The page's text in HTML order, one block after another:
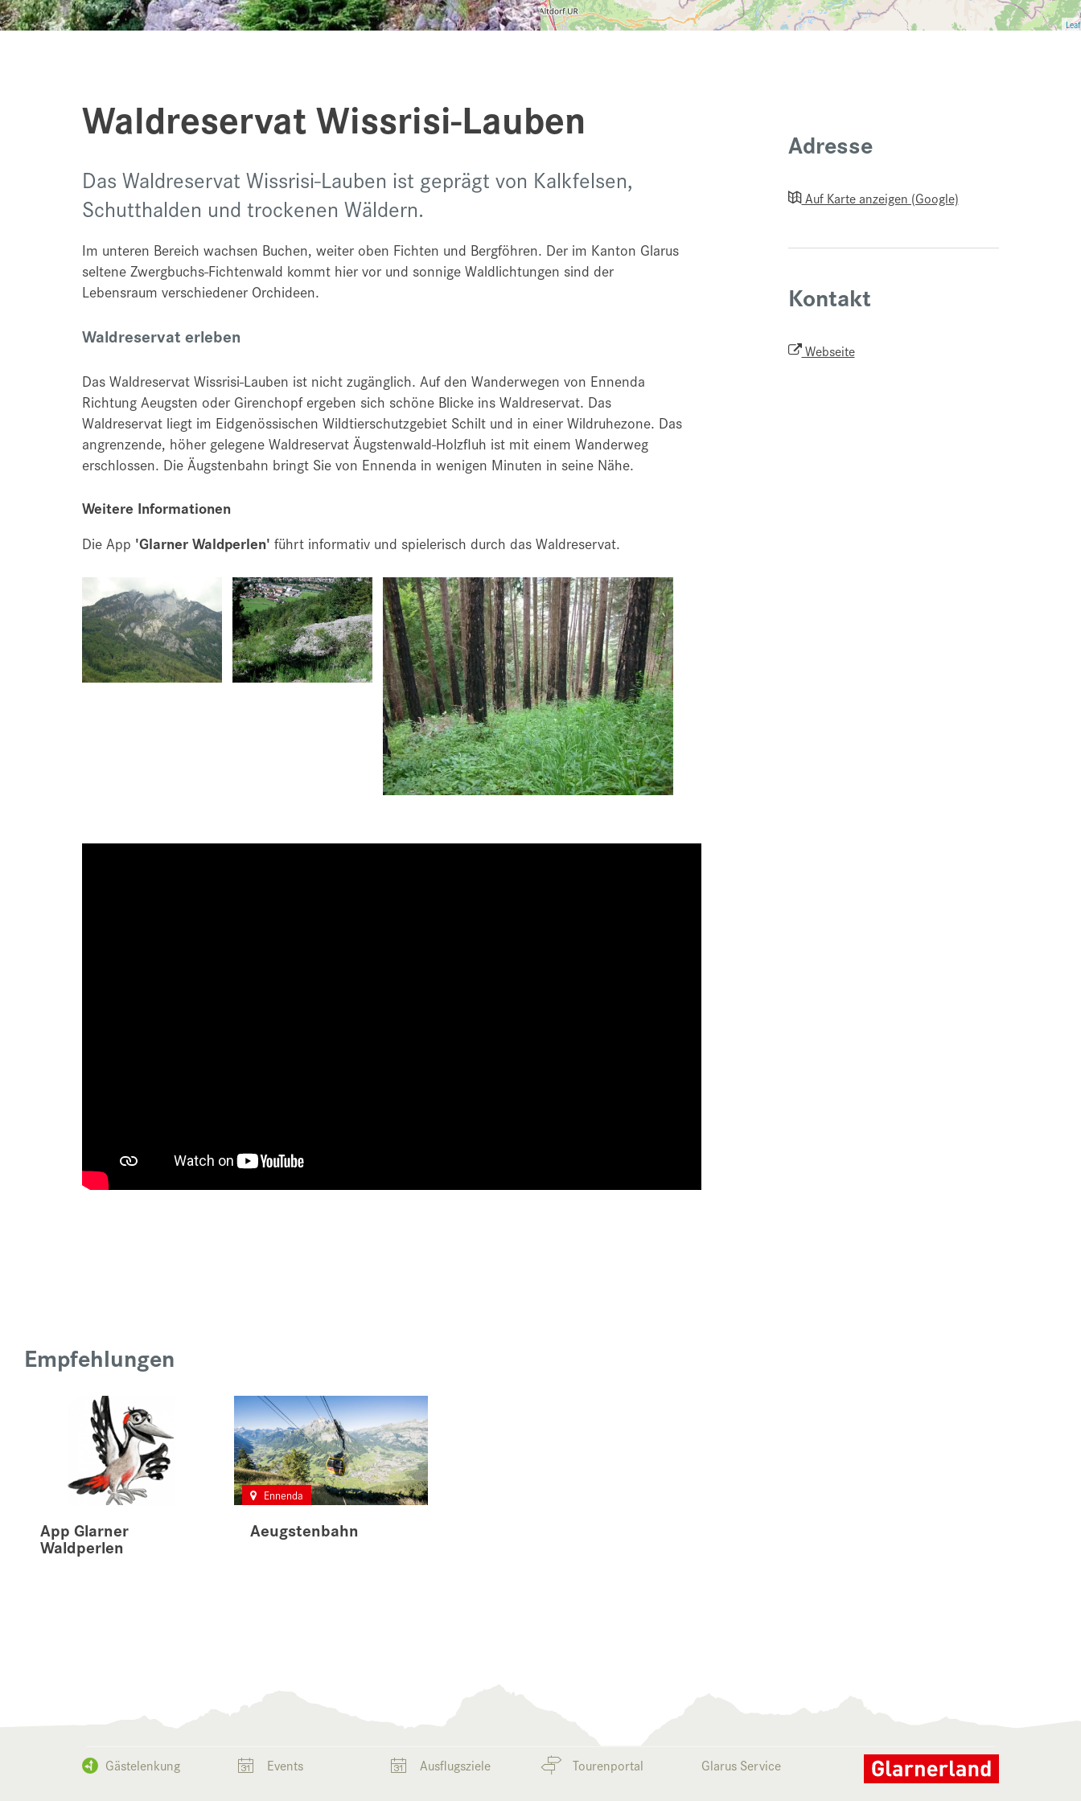
Waldreservat Wissrisi-Lauben
Das Waldreservat Wissrisi-Lauben ist geprägt von Kalkfelsen,
Schutthalden und trockenen Wäldern.
Im unteren Bereich wachsen Buchen, weiter oben Fichten und Bergföhren. Der im Kanton Glarus
seltene Zwergbuchs-Fichtenwald kommt hier vor und sonnige Waldlichtungen sind der
Lebensraum verschiedener Orchideen.
Waldreservat erleben
Das Waldreservat Wissrisi-Lauben ist nicht zugänglich. Auf den Wanderwegen von Ennenda
Richtung Aeugsten oder Girenchopf ergeben sich schöne Blicke ins Waldreservat. Das
Waldreservat liegt im Eidgenössischen Wildtierschutzgebiet Schilt und in einer Wildruhezone. Das
angrenzende, höher gelegene Waldreservat Äugstenwald-Holzfluh ist mit einem Wanderweg
erschlossen. Die Äugstenbahn bringt Sie von Ennenda in wenigen Minuten in seine Nähe.
Weitere Informationen
Die App 'Glarner Waldperlen' führt informativ und spielerisch durch das Waldreservat.
Adresse
Auf Karte anzeigen (Google)
Kontakt
Webseite
Empfehlungen
App Glarner
Waldperlen
Aeugstenbahn
Ennenda
Gästelenkung Events Ausflugsziele Tourenportal Glarus Service